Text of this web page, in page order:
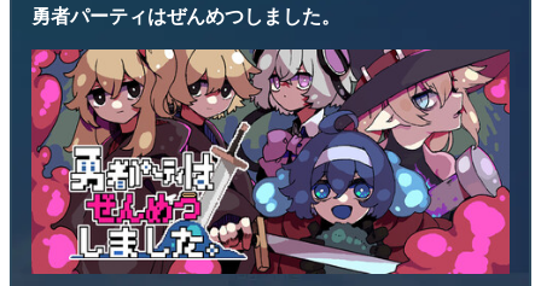
勇者パーティはぜんめつしました。